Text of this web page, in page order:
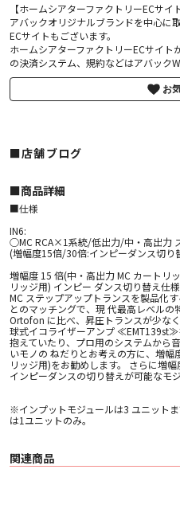
【ホームシアターファクトリーECサイ
アバックオリジナルブランドを中心に
ECサイトもございます。
ホームシアターファクトリーECサイ
の決済システム、規約などはアバック
お
■店舗ブログ
■︎商品詳細
■仕様
IN6:
○MC RCA×1系統/低出力/中・高出力
(増幅度15倍/30倍:インピーダンス切り
増幅度 15 倍(中・高出力 MC カートリ
リッジ用) インピー ダンス切り替え仕様
MC ステップアップトランスを製品化
とのマッチングで、現 代最高レベルの
Ortofon に比べ、昇圧トランスが少な
球式イコライザーアンプ ≪EMT139st≫
抱えていたり、プロ用のシステムから
いモノの ねだりとお考えの方に、増幅
リッジ用)をお勧めします。 さらに増
インピーダンスの切り替えが可能なモジ
※インプットモジュールは3 ユニット
は1ユニットのみ。
関連商品